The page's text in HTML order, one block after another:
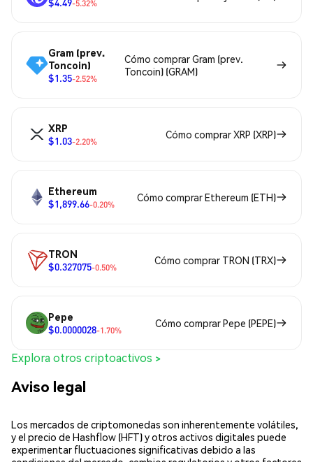
-5.32%
Gram (prev.
Toncoin)
$1.35-2.52%
Cómo comprar Gram (prev.
Toncoin) (GRAM)
XRP
$1.03-2.20%
Cómo comprar XRP (XRP)
Ethereum
$1,899.66-0.20%
Cómo comprar Ethereum (ETH)
TRON
$0.327075-0.50%
Cómo comprar TRON (TRX)
Pepe
$0.0000028-1.70%
Cómo comprar Pepe (PEPE)
Explora otros criptoactivos >
Aviso legal
Los mercados de criptomonedas son inherentemente volátiles,
y el precio de Hashflow (HFT) y otros activos digitales puede
experimentar fluctuaciones significativas debido a las